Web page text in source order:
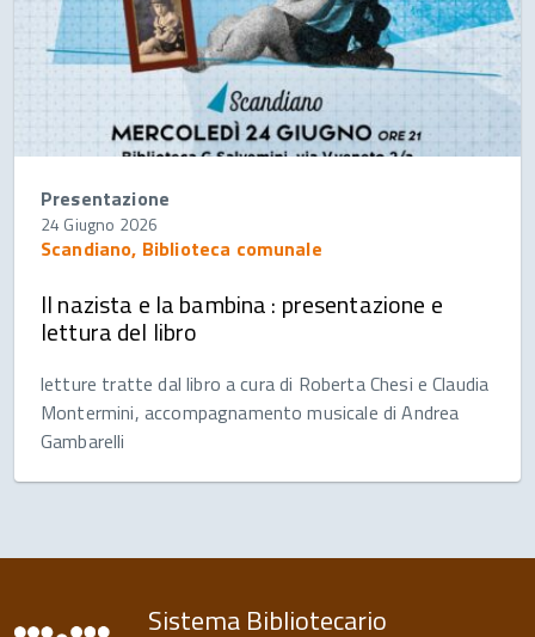
Presentazione
24 Giugno 2026
Scandiano, Biblioteca comunale
Il nazista e la bambina : presentazione e
lettura del libro
letture tratte dal libro a cura di Roberta Chesi e Claudia
Montermini, accompagnamento musicale di Andrea
Gambarelli
Sistema Bibliotecario